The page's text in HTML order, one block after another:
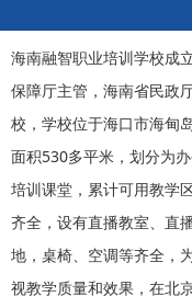
海南融智职业培训学校成
保障厅主管，海南省民政
校，学校位于海口市海甸
面积530多平米，划分为
培训课堂，累计可用教学
齐全，设有直播教室、直
地，桌椅、空调等齐全，
视教学质量和效果，在北